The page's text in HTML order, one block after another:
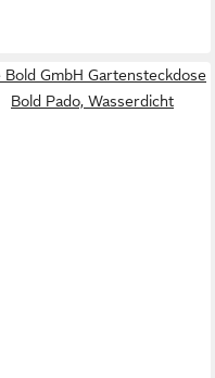
Bold GmbH Gartensteckdose
Bold Pado, Wasserdicht